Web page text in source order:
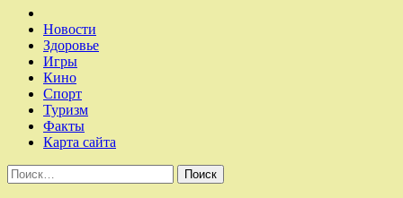
Новости
Здоровье
Игры
Кино
Спорт
Туризм
Факты
Карта сайта
Найти: